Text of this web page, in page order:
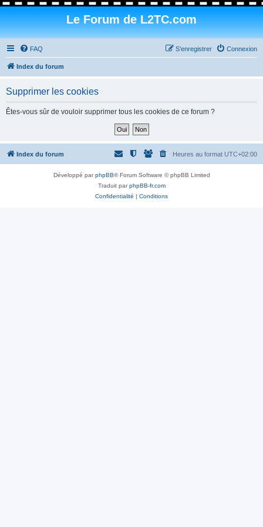
Le Forum de L2TC.com
FAQ Connexion
S’enregistrer
Index du forum
Supprimer les cookies
Êtes-vous sûr de vouloir supprimer tous les cookies de ce forum ?
Index du forum Heures au format UTC+02:00
Développé parphpBB® Forum Software © phpBB Limited
Traduit parphpBB-fr.com
Confidentialité | Conditions